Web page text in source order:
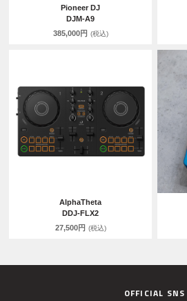
Pioneer DJ
DJM-A9
385,000円 (税込)
AlphaTheta
DDJ-FLX2
27,500円 (税込)
OFFICIAL SNS